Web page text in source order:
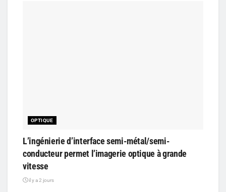
OPTIQUE
L’ingénierie d’interface semi-métal/semi-
conducteur permet l’imagerie optique à grande
vitesse
il y a 2 jours